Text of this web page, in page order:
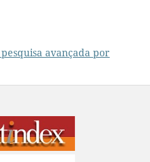
avançada por